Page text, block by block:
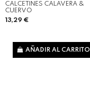
CALCETINES CALAVERA &
CUERVO
13,29 €
AÑADIR AL CARRITO